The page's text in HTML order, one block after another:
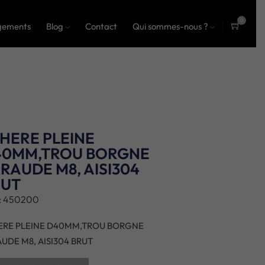
Blog Contact Qui sommes-nous ?
0
PLEINE
BORGNE
M8, AISI304
450200
PLEINE D40MM,TROU BORGNE
M8, AISI304 BRUT